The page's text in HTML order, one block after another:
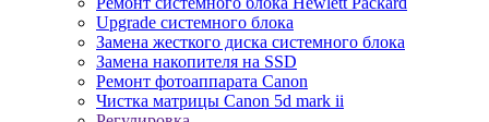
Upgrade системного блока
Замена жесткого диска системного блока
Замена накопителя на SSD
Ремонт фотоаппарата Canon
Чистка матрицы Canon 5d mark ii